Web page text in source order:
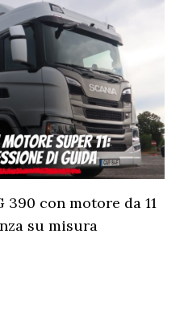
390 con motore da 11
su misura